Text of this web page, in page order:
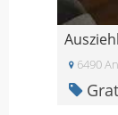
6490